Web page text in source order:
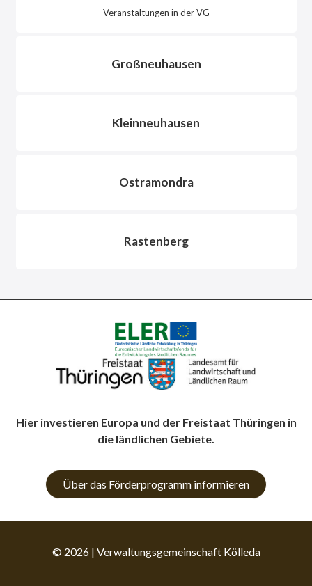
Veranstaltungen in der VG
Großneuhausen
Kleinneuhausen
Ostramondra
Rastenberg
Hier investieren Europa und der Freistaat Thüringen in
die ländlichen Gebiete.
Über das Förderprogramm informieren
© 2026 | Verwaltungsgemeinschaft Kölleda